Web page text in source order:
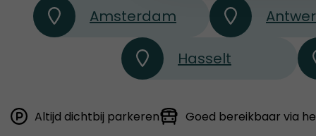
Amsterdam
Hasselt
Altijd dichtbij parkeren Goed bereikbaar via